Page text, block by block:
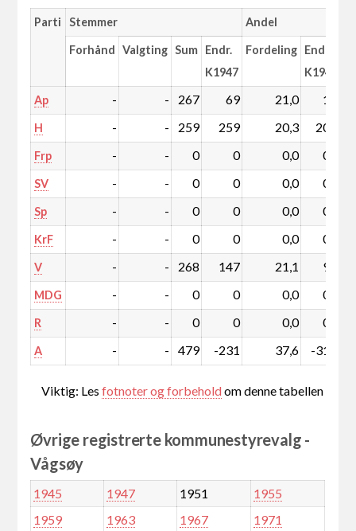
Parti Stemmer Andel
Forhånd Valgting Sum Endr.
K1947
Fordeling Endr.
K1947
Ap - - 267 69 21,0 1,7
H - - 259 259 20,3 20,3
Frp - - 0 0 0,0 0,0
SV - - 0 0 0,0 0,0
Sp - - 0 0 0,0 0,0
KrF - - 0 0 0,0 0,0
V - - 268 147 21,1 9,3
MDG - - 0 0 0,0 0,0
R - - 0 0 0,0 0,0
A - - 479 -231 37,6 -31,4
Viktig: Lesfotnoter og forbeholdom denne tabellen
Øvrige registrerte kommunestyrevalg -
Vågsøy
1945 1947 1951
1955
1959
1963 1967
1971